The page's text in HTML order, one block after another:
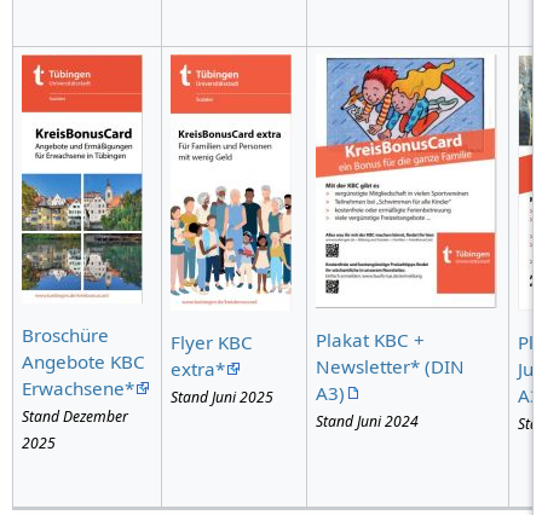
Broschüre
Angebote KBC
Erwachsene*
Stand Dezember
2025
Flyer KBC
extra*
Stand Juni 2025
Plakat KBC +
Newsletter* (DIN
A3)
Stand Juni 2024